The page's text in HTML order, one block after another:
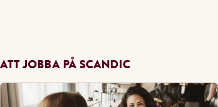
ATT JOBBA PÅ SCANDIC